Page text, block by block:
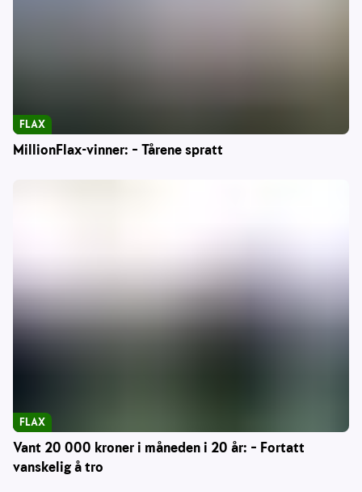
MillionFlax-vinner: – Tårene spratt
FLAX
Vant 20 000 kroner i måneden i 20 år: – Fortatt
vanskelig å tro
FLAX